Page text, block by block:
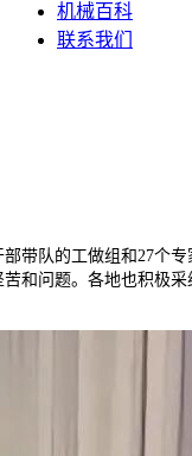
机械百科
联系我们
队的工做组和27个专
和问题。各地也积极